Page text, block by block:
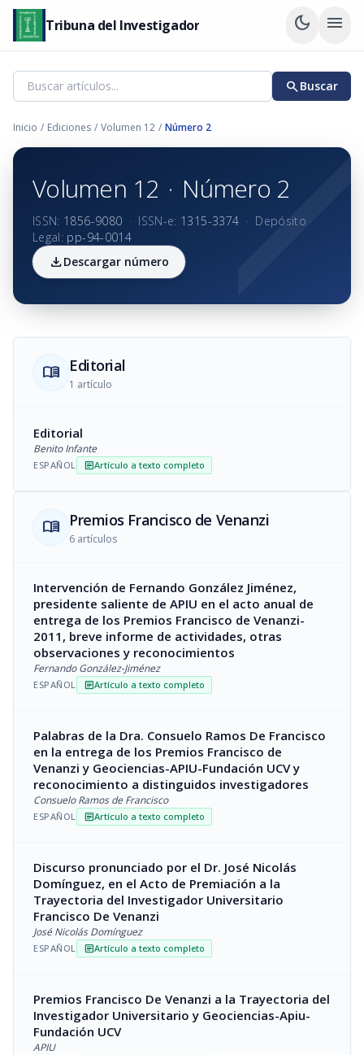
Tribuna del Investigador dark_mode menu
searchBuscar
Inicio / Ediciones / Volumen 12 / Número 2
Volumen 12 · Número 2
ISSN: 1856-9080 · ISSN-e: 1315-3374 · Depósito
Legal: pp-94-0014
downloadDescargar número
menu_book Editorial
1 artículo
Editorial
Benito Infante
ESPAÑOL articleArtículo a texto completo
menu_book Premios Francisco de Venanzi
6 artículos
Intervención de Fernando González Jiménez,
presidente saliente de APIU en el acto anual de
entrega de los Premios Francisco de Venanzi-
2011, breve informe de actividades, otras
observaciones y reconocimientos
Fernando González-Jiménez
ESPAÑOL articleArtículo a texto completo
Palabras de la Dra. Consuelo Ramos De Francisco
en la entrega de los Premios Francisco de
Venanzi y Geociencias-APIU-Fundación UCV y
reconocimiento a distinguidos investigadores
Consuelo Ramos de Francisco
ESPAÑOL articleArtículo a texto completo
Discurso pronunciado por el Dr. José Nicolás
Domínguez, en el Acto de Premiación a la
Trayectoria del Investigador Universitario
Francisco De Venanzi
José Nicolás Domínguez
ESPAÑOL articleArtículo a texto completo
Premios Francisco De Venanzi a la Trayectoria del
Investigador Universitario y Geociencias-Apiu-
Fundación UCV
APIU